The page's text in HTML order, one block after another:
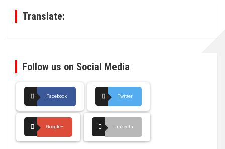
Translate:
Follow us on Social Media
Facebook Twitter
Google+ LinkedIn